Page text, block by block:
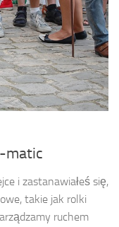
matic
i zastanawiałeś się,
takie jak rolki
ruchem